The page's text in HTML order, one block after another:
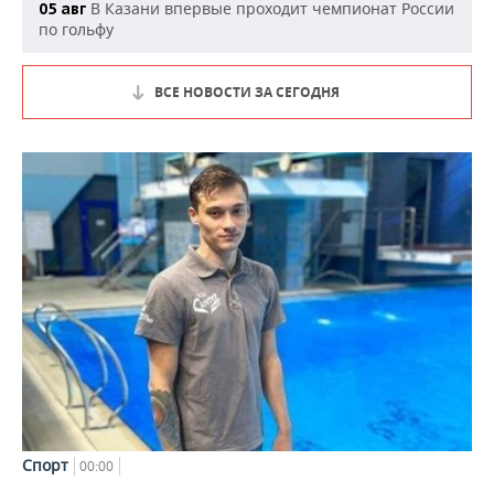
05 авг В Казани впервые проходит чемпионат России
по гольфу
ВСЕ НОВОСТИ ЗА СЕГОДНЯ
Спорт 00:00